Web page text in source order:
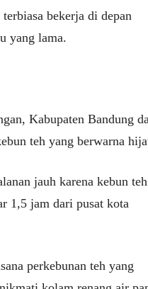
bekerja di depan
yang lama.
Kabupaten Bandung
teh yang berwarna
jauh karena kebun teh
1,5 jam dari pusat kota
perkebunan teh yang